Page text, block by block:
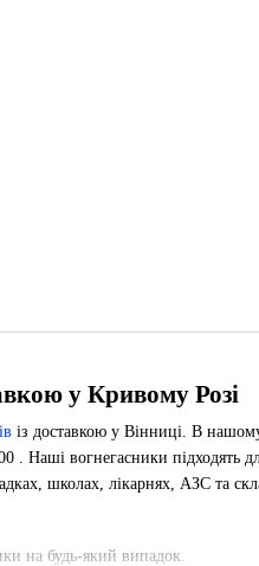
у Кривому Розі
із доставкою у Вінниці. В
підходять для
школах, лікарнях, АЗС та
на будь-який випадок.